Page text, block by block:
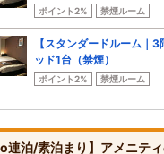
ポイント2% 禁煙ルーム
【スタンダードルーム｜
ッド1台（禁煙）
ポイント2% 禁煙ルーム
連泊/素泊まり】アメニテ